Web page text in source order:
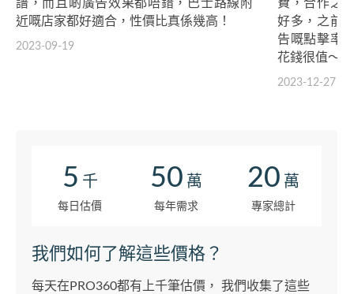
譜，而且啲廣告效果都唔錯，巴士路線附
近嘅店家都好適合，性價比真係幾高！
2023-09-19
費，合作之
好多，之前
告嘅點擊率
花錢很值～
2023-12-27
5 千
每日估價
50 萬
每年需求
20 萬
專家總計
我們如何了解這些價格？
每天在PRO360都有上千筆估價， 我們收集了這些